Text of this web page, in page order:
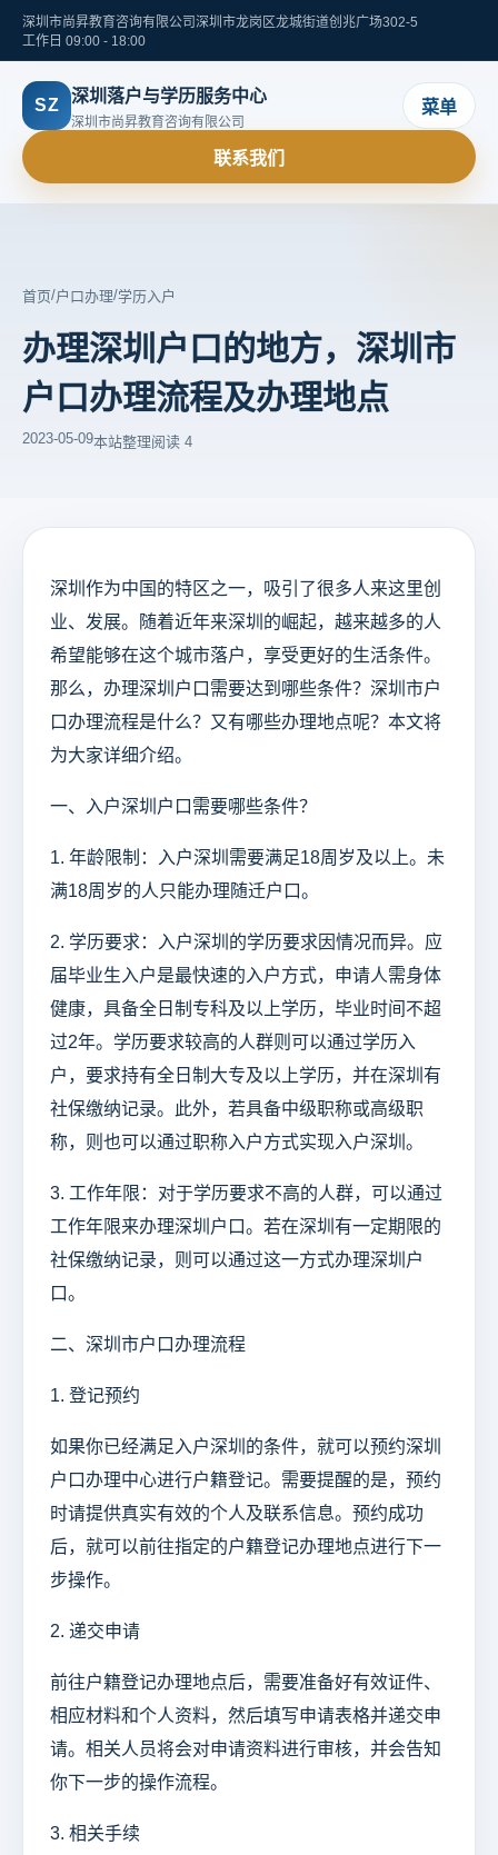
深圳市尚昇教育咨询有限公司 深圳市龙岗区龙城街道创兆广场302-5
工作日 09:00 - 18:00
SZ 深圳落户与学历服务中心
深圳市尚昇教育咨询有限公司
菜单
联系我们
首页/户口办理/学历入户
办理深圳户口的地方，深圳市
户口办理流程及办理地点
2023-05-09本站整理阅读 4
深圳作为中国的特区之一，吸引了很多人来这里创
业、发展。随着近年来深圳的崛起，越来越多的人
希望能够在这个城市落户，享受更好的生活条件。
那么，办理深圳户口需要达到哪些条件？深圳市户
口办理流程是什么？又有哪些办理地点呢？本文将
为大家详细介绍。
一、入户深圳户口需要哪些条件？
1. 年龄限制：入户深圳需要满足18周岁及以上。未
满18周岁的人只能办理随迁户口。
2. 学历要求：入户深圳的学历要求因情况而异。应
届毕业生入户是最快速的入户方式，申请人需身体
健康，具备全日制专科及以上学历，毕业时间不超
过2年。学历要求较高的人群则可以通过学历入
户，要求持有全日制大专及以上学历，并在深圳有
社保缴纳记录。此外，若具备中级职称或高级职
称，则也可以通过职称入户方式实现入户深圳。
3. 工作年限：对于学历要求不高的人群，可以通过
工作年限来办理深圳户口。若在深圳有一定期限的
社保缴纳记录，则可以通过这一方式办理深圳户
口。
二、深圳市户口办理流程
1. 登记预约
如果你已经满足入户深圳的条件，就可以预约深圳
户口办理中心进行户籍登记。需要提醒的是，预约
时请提供真实有效的个人及联系信息。预约成功
后，就可以前往指定的户籍登记办理地点进行下一
步操作。
2. 递交申请
前往户籍登记办理地点后，需要准备好有效证件、
相应材料和个人资料，然后填写申请表格并递交申
请。相关人员将会对申请资料进行审核，并会告知
你下一步的操作流程。
3. 相关手续